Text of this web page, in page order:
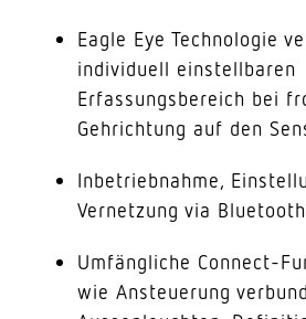
Eagle Eye Technologie
individuell einstellbaren
Erfassungsbereich bei
Gehrichtung auf den
Inbetriebnahme,
Vernetzung via
Umfängliche Connect-
wie Ansteuerung